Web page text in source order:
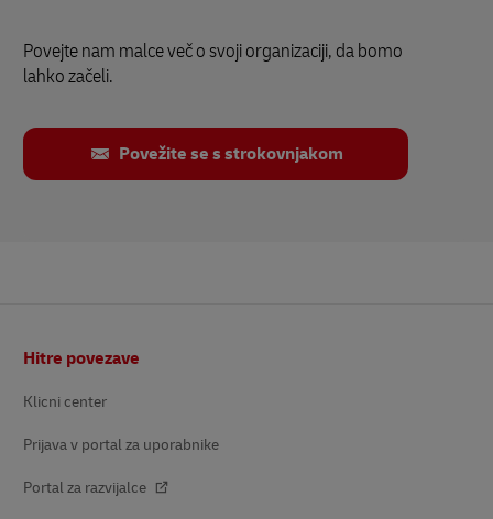
Povejte nam malce več o svoji organizaciji, da bomo
lahko začeli.
Povežite se s strokovnjakom
Hitre povezave
Klicni center
Prijava v portal za uporabnike
Portal za razvijalce